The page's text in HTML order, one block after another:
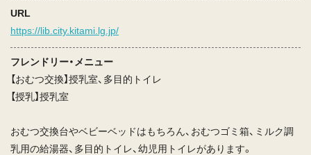
URL
https://lib.city.kitami.lg.jp/
フレンドリー・メニュー
【おむつ交換】授乳室、多目的トイレ
【授乳】授乳室
おむつ交換台やベビーベッドはもちろん、おむつゴミ箱、ミルク調
乳用の給湯器、多目的トイレ、幼児用トイレがあります。